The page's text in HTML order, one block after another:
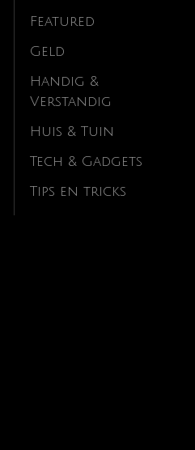
Featured
Geld
Handig &
Verstandig
Huis & Tuin
Tech & Gadgets
Tips en tricks